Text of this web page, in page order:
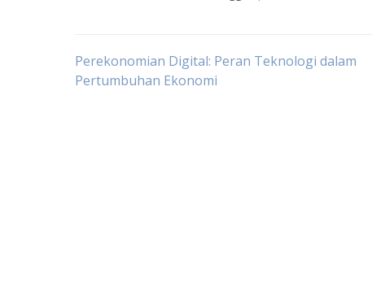
Post
Perekonomian Digital: Peran Teknologi dalam
Pertumbuhan Ekonomi